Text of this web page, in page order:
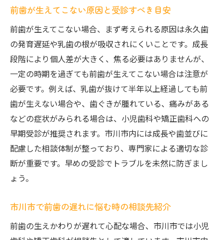
前歯が生えてこない原因と受診すべき目安
前歯が生えてこない場合、まず考えられる原因は永久歯
の発育遅延や乳歯の根が吸収されにくいことです。成長
段階により個人差が大きく、焦る必要はありませんが、
一定の時期を過ぎても前歯が生えてこない場合は注意が
必要です。例えば、乳歯が抜けて半年以上経過しても前
歯が生えない場合や、歯ぐきが腫れている、痛みがある
などの症状がみられる場合は、小児歯科や矯正歯科への
早期受診が推奨されます。市川市内には成長や歯並びに
配慮した相談体制が整っており、専門家による適切な診
断が重要です。早めの受診でトラブルを未然に防ぎまし
ょう。
市川市で前歯の遅れに悩む時の相談先紹介
前歯の生えかわりが遅れて心配な場合、市川市では小児